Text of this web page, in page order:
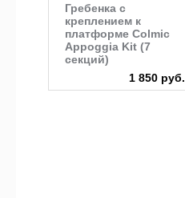
Гребенка с
креплением к
платформе Colmic
Appoggia Kit (7
секций)
1 850 руб.